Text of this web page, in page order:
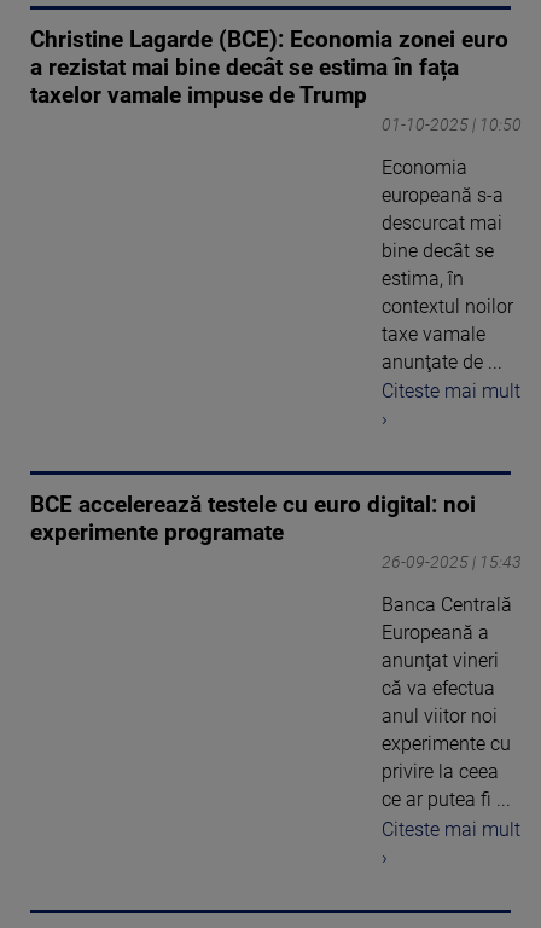
Christine Lagarde (BCE): Economia zonei euro
a rezistat mai bine decât se estima în fața
taxelor vamale impuse de Trump
01-10-2025 | 10:50
Economia
europeană s-a
descurcat mai
bine decât se
estima, în
contextul noilor
taxe vamale
anunţate de ...
Citeste mai mult
›
BCE accelerează testele cu euro digital: noi
experimente programate
26-09-2025 | 15:43
Banca Centrală
Europeană a
anunţat vineri
că va efectua
anul viitor noi
experimente cu
privire la ceea
ce ar putea fi ...
Citeste mai mult
›